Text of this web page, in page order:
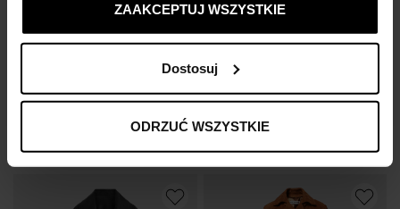
ZAAKCEPTUJ WSZYSTKIE
Dostosuj
ODRZUĆ WSZYSTKIE
6 929zł
zł
-30%
Płaszcz z wiązaniem Elsa
5 879zł
Cena regularna: